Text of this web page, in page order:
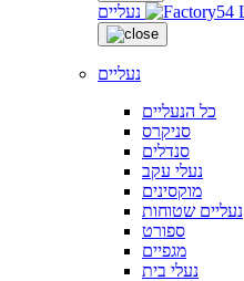
נעליים
נעליים
כל הנעליים
סניקרס
סנדלים
נעלי עקב
מוקסינים
נעליים שטוחות
ספורט
מגפיים
נעלי בית